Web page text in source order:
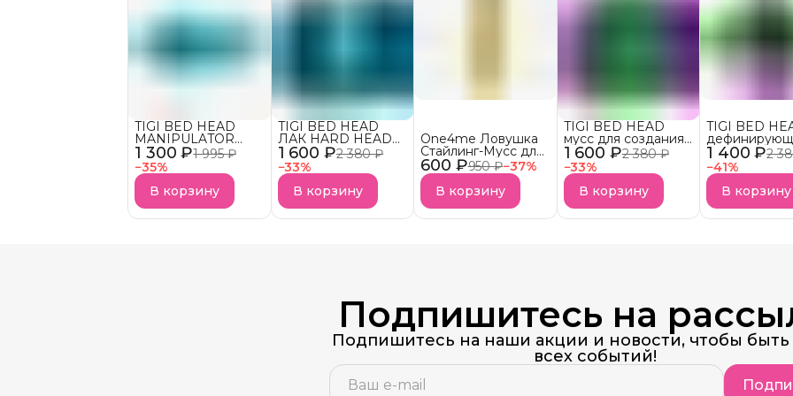
1 300 ₽1 995 ₽
−35%
TIGI BED HEAD
MANIPULATOR
текстурирующая
паста для волос
АКЦИЯ!
В корзину
1 600 ₽2 380 ₽
−33%
TIGI BED HEAD
ЛАК HARD HEAD
для супер сильной
фиксации АКЦИЯ!
В корзину
600 ₽950 ₽−37%
One4me Ловушка
Стайлинг-Мусс для
четких локонов
Упругость,
Контроль,
Фиксация
(Schwarzkopf got2b)
В корзину
1 600 ₽2 380 ₽
−33%
TIGI BED HEAD
мусс для создания
эффекта вьющихся
волос FOXY CURLS
АКЦИЯ!
В корзину
1 400 ₽2
−41%
TIGI BED
крем для
волос FOXY
АКЦИЯ!
В корзину
Подпишитесь на
Подпишитесь на наши акции и новости, чтобы быть
всех событий!